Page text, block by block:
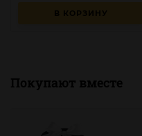
В КОРЗИНУ
Покупают вместе